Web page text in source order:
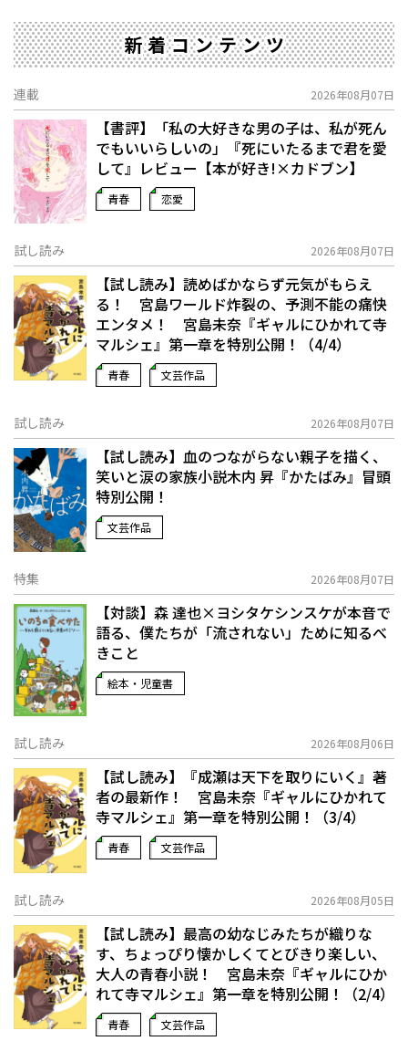
新着コンテンツ
連載 2026年08月07日
【書評】「私の大好きな男の子は、私が死ん
でもいいらしいの」――『死にいたるまで君を愛
して』レビュー【本が好き!×カドブン】
青春 恋愛
試し読み 2026年08月07日
【試し読み】読めばかならず元気がもらえ
る！ 宮島ワールド炸裂の、予測不能の痛快
エンタメ！ 宮島未奈『ギャルにひかれて寺
マルシェ』第一章を特別公開！（4/4）
青春 文芸作品
試し読み 2026年08月07日
【試し読み】血のつながらない親子を描く、
笑いと涙の家族小説――木内 昇『かたばみ』冒頭
特別公開！
文芸作品
特集 2026年08月07日
【対談】森 達也×ヨシタケシンスケが本音で
語る、僕たちが「流されない」ために知るべ
きこと
絵本・児童書
試し読み 2026年08月06日
【試し読み】『成瀬は天下を取りにいく』著
者の最新作！ 宮島未奈『ギャルにひかれて
寺マルシェ』第一章を特別公開！（3/4）
青春 文芸作品
試し読み 2026年08月05日
【試し読み】最高の幼なじみたちが織りな
す、ちょっぴり懐かしくてとびきり楽しい、
大人の青春小説！ 宮島未奈『ギャルにひか
れて寺マルシェ』第一章を特別公開！（2/4）
青春 文芸作品